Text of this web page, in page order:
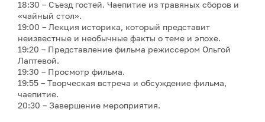
18:30 – Съезд гостей. Чаепитие из травяных сборов и
«чайный стол».
19:00 – Лекция историка, который представит
неизвестные и необычные факты о теме и эпохе.
19:20 – Представление фильма режиссером Ольгой
Лаптевой.
19:30 – Просмотр фильма.
19:55 – Творческая встреча и обсуждение фильма,
чаепитие.
20:30 – Завершение мероприятия.